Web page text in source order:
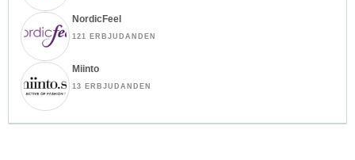
NordicFeel
121 ERBJUDANDEN
Miinto
13 ERBJUDANDEN